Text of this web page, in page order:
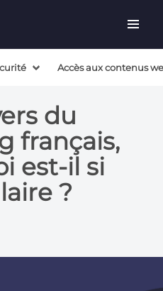
Accès aux contenus
du
français,
est-il si
?